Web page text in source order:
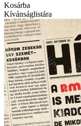
Kosárba
Kívánságlistára